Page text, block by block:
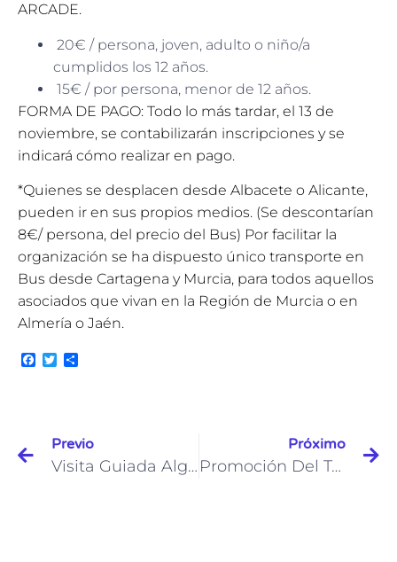
ARCADE.
20€ / persona, joven, adulto o niño/a
cumplidos los 12 años.
15€ / por persona, menor de 12 años.
FORMA DE PAGO: Todo lo más tardar, el 13 de
noviembre, se contabilizarán inscripciones y se
indicará cómo realizar en pago.
*Quienes se desplacen desde Albacete o Alicante,
pueden ir en sus propios medios. (Se descontarían
8€/ persona, del precio del Bus) Por facilitar la
organización se ha dispuesto único transporte en
Bus desde Cartagena y Murcia, para todos aquellos
asociados que vivan en la Región de Murcia o en
Almería o Jaén.
Facebook
Twitter
Previo
Visita Guiada Algameca Chica (Cartagena)
Próximo
Promoción Del Talento: Creadores En Grupos De Desarrollo.